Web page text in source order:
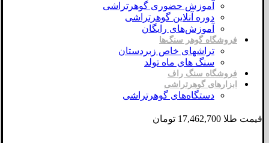
آموزش حضوری گوهرتراشی
دوره آنلاین گوهرتراشی
آموزش‌های رایگان
فروشگاه گوهر سنگ‌ها
تراشهای خاص زبردستان
سنگ های ماه تولد
فروشگاه سنگ راف
ابزارهای گوهرتراشی
دستگاه‌های گوهرتراشی
قیمت طلا 17,462,700 تومان